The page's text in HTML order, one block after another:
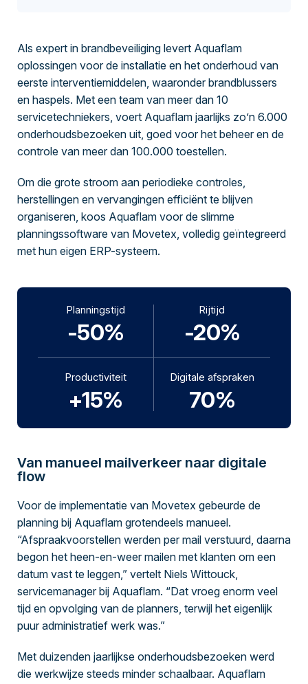
Als expert in brandbeveiliging levert Aquaflam
oplossingen voor de installatie en het onderhoud van
eerste interventiemiddelen, waaronder brandblussers
en haspels. Met een team van meer dan 10
servicetechniekers, voert Aquaflam jaarlijks zo’n 6.000
onderhoudsbezoeken uit, goed voor het beheer en de
controle van meer dan 100.000 toestellen.
Om die grote stroom aan periodieke controles,
herstellingen en vervangingen efficiënt te blijven
organiseren, koos Aquaflam voor de slimme
planningssoftware van Movetex, volledig geïntegreerd
met hun eigen ERP-systeem.
Planningstijd
-50%
Rijtijd
-20%
Productiviteit
+15%
Digitale afspraken
70%
Van manueel mailverkeer naar digitale
flow
Voor de implementatie van Movetex gebeurde de
planning bij Aquaflam grotendeels manueel.
“Afspraakvoorstellen werden per mail verstuurd, daarna
begon het heen-en-weer mailen met klanten om een
datum vast te leggen,” vertelt Niels Wittouck,
servicemanager bij Aquaflam. “Dat vroeg enorm veel
tijd en opvolging van de planners, terwijl het eigenlijk
puur administratief werk was.”
Met duizenden jaarlijkse onderhoudsbezoeken werd
die werkwijze steeds minder schaalbaar. Aquaflam